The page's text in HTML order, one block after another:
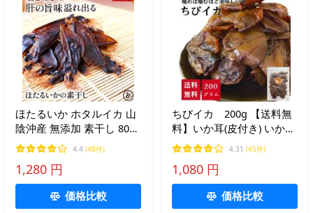
ほたるいか ホタルイカ 山
陰沖産 無添加 素干し 80g
送料無料 メール便 訳あり
国産 無塩 いか イカ する
め ホタルイカ 素干し 珍味
乾き物 晩酌 爆買
4.4 (48件)
1,280 円
価格比較
ちびイカ 200g 【送料無
料】いか耳(皮付き) いか
珍味 おつまみ 不二屋 【メ
ール便】
4.31 (45件)
1,080 円
価格比較